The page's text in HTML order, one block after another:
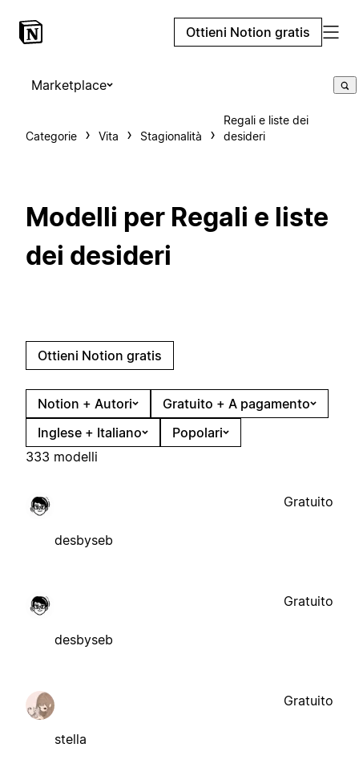
Ottieni Notion gratis
Marketplace
Categorie Vita Stagionalità
Regali e liste dei
desideri
Modelli per Regali e liste
dei desideri
Ottieni Notion gratis
Notion + Autori
Gratuito + A pagamento
Inglese + Italiano
Popolari
333 modelli
desbyseb
Gratuito
desbyseb
Gratuito
stella
Gratuito